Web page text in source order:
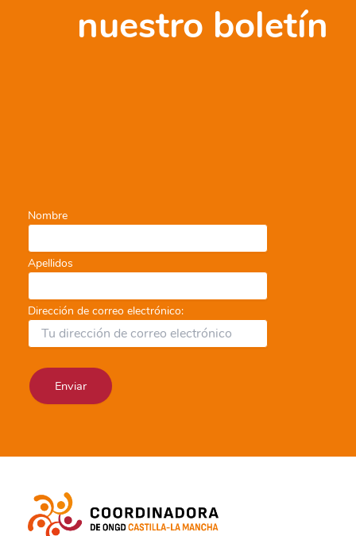
nuestro boletín
Nombre
Apellidos
Dirección de correo electrónico: